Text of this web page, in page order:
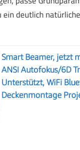
deutlich
Smart Beamer, jetzt
ANSI Autofokus/6D
Unterstützt, WiFi
Deckenmontage